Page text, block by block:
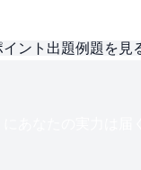
ント 出題例題を見